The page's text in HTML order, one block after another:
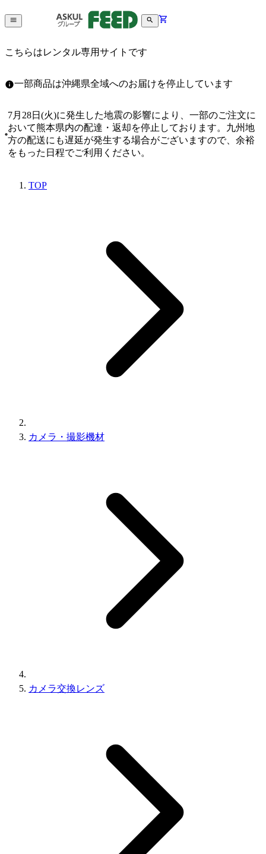
こちらはレンタル専用サイトです
一部商品は沖縄県全域へのお届けを停止しています
7月28日(火)に発生した地震の影響により、一部のご注文に
おいて熊本県内の配達・返却を停止しております。九州地
方の配送にも遅延が発生する場合がございますので、余裕
をもった日程でご利用ください。
TOP
カメラ・撮影機材
カメラ交換レンズ